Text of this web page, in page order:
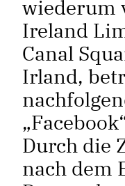
wiederum
Ireland
Canal
Irland,
Durch die
nach dem